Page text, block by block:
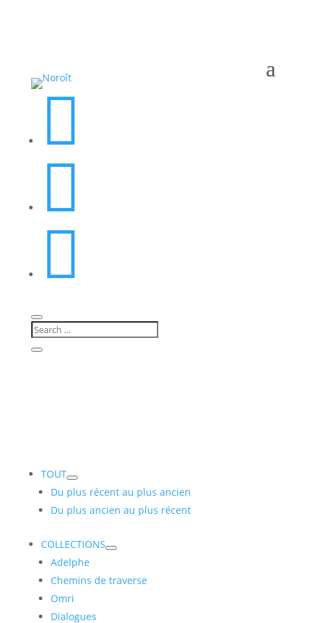



TOUT
Du plus récent au plus ancien
Du plus ancien au plus récent
COLLECTIONS
Adelphe
Chemins de traverse
Omri
Dialogues